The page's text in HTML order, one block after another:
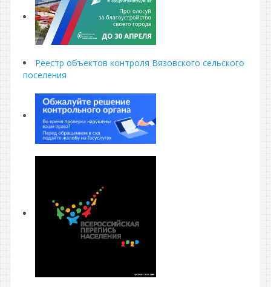
Реестр объектов контроля Вязовского сельского
поселения